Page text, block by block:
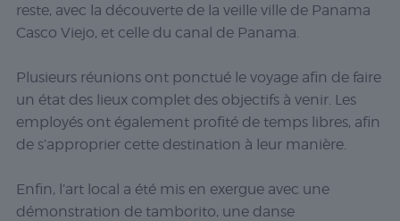
reste, avec la découverte de la veille ville de Panama
Casco Viejo, et celle du canal de Panama.
Plusieurs réunions ont ponctué le voyage afin de faire
un état des lieux complet des objectifs à venir. Les
employés ont également profité de temps libres, afin
de s’approprier cette destination à leur manière.
Enfin, l’art local a été mis en exergue avec une
démonstration de tamborito, une danse